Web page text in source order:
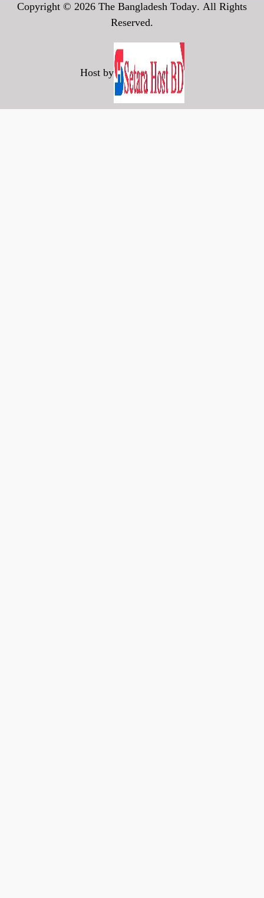
Copyright © 2026 The Bangladesh Today. All Rights
Reserved.
Host by